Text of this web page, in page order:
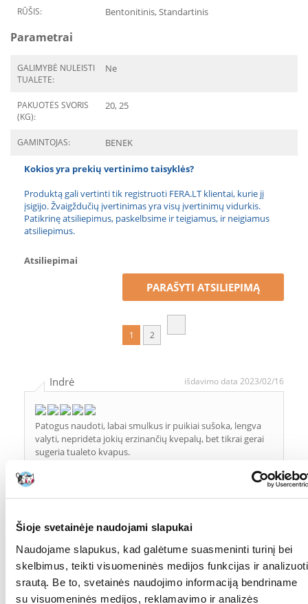
Šioje svetainėje naudojami slapukai
Naudojame slapukus, kad galėtume suasmeninti turinį bei
skelbimus, teikti visuomeninės medijos funkcijas ir analizuoti
srautą. Be to, svetainės naudojimo informaciją bendriname
su visuomeninės medijos, reklamavimo ir analizės
RŪŠIS: Bentonitinis, Standartinis
Parametrai
GALIMYBĖ NULEISTI
TUALETE:
Ne
PAKUOTĖS SVORIS
(KG):
20, 25
GAMINTOJAS: BENEK
Kokios yra prekių vertinimo taisyklės?
Produktą gali vertinti tik registruoti FERA.LT klientai, kurie jį
įsigijo. Žvaigždučių įvertinimas yra visų įvertinimų vidurkis.
Patikrinę atsiliepimus, paskelbsime ir teigiamus, ir neigiamus
atsiliepimus.
Atsiliepimai
PARAŠYTI ATSILIEPIMĄ
1 2
Indrė išdavimo data 2023/02/16
Patogus naudoti, labai smulkus ir puikiai sušoka, lengva
valyti, nepridėta jokių erzinančių kvepalų, bet tikrai gerai
sugeria tualeto kvapus.
Krystyna
savo katėms. Jie nenori naudoti jokių kitų.
Pristatymas iš parduotuvės greitai.